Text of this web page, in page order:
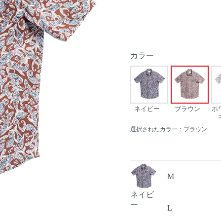
カラー
ネイビー ブラウン
ホ
選択されたカラー：ブラウン
ネイビ
ー
M
L